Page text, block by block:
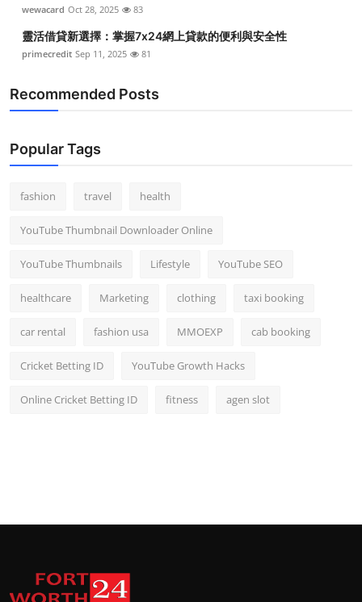
wewacard Oct 28, 2025 83
靈活借貸新選擇：掌握7x24網上貸款的便利與安全性
primecredit Sep 11, 2025 81
Recommended Posts
Popular Tags
fashion travel health
YouTube Thumbnail Downloader Online
YouTube Thumbnails Lifestyle YouTube SEO
healthcare Marketing clothing taxi booking
car rental fashion usa MMOEXP cab booking
Cricket Betting ID YouTube Growth Hacks
Online Cricket Betting ID fitness agen slot